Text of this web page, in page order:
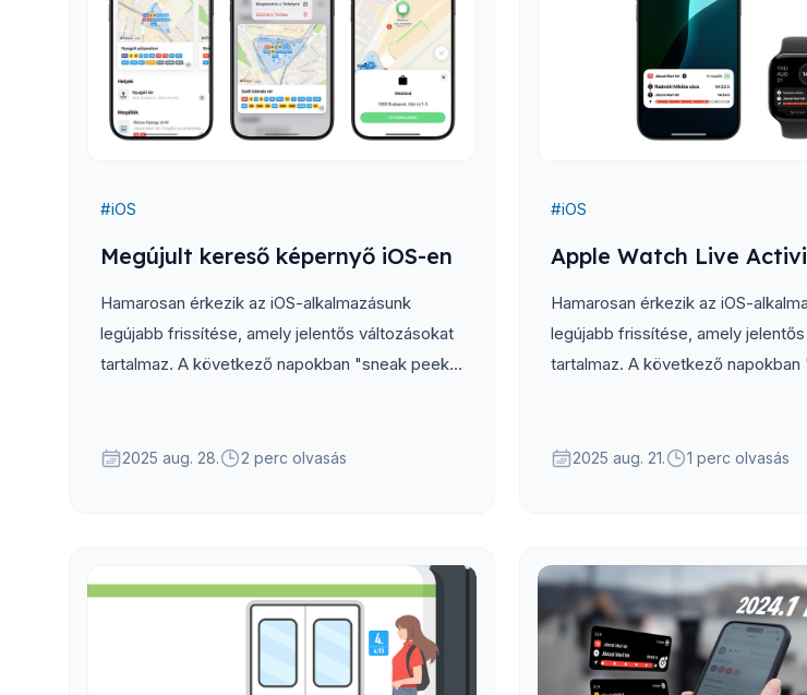
#iOS
Megújult kereső képernyő iOS-en
Hamarosan érkezik az iOS-alkalmazásunk
legújabb frissítése, amely jelentős változásokat
tartalmaz. A következő napokban "sneak peek"
elérhető – csatlakozz, ha szeretnéd elsőként
2025 aug. 28. 2 perc olvasás
#iOS
Apple Watch Live
Hamarosan érkezik az iOS-
legújabb frissítése, amely
tartalmaz. A következő
2025 aug. 21. 1 perc olvasás